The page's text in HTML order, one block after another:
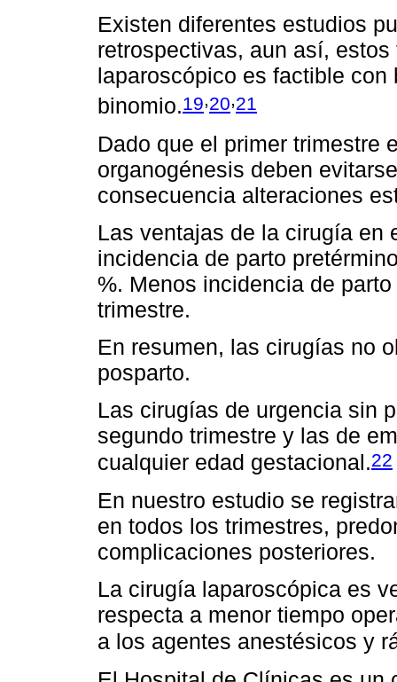
Existen diferentes estudios
retrospectivas, aun así,
laparoscópico es factible
binomio.19,20,21
Dado que el primer trimestre
organogénesis deben
consecuencia alteraciones
Las ventajas de la cirugía en
incidencia de parto
%. Menos incidencia de
trimestre.
En resumen, las cirugías no
posparto.
Las cirugías de urgencia sin
segundo trimestre y las de
cualquier edad gestacional.22
En nuestro estudio se
en todos los trimestres,
complicaciones posteriores.
La cirugía laparoscópica es
respecta a menor tiempo
a los agentes anestésicos y